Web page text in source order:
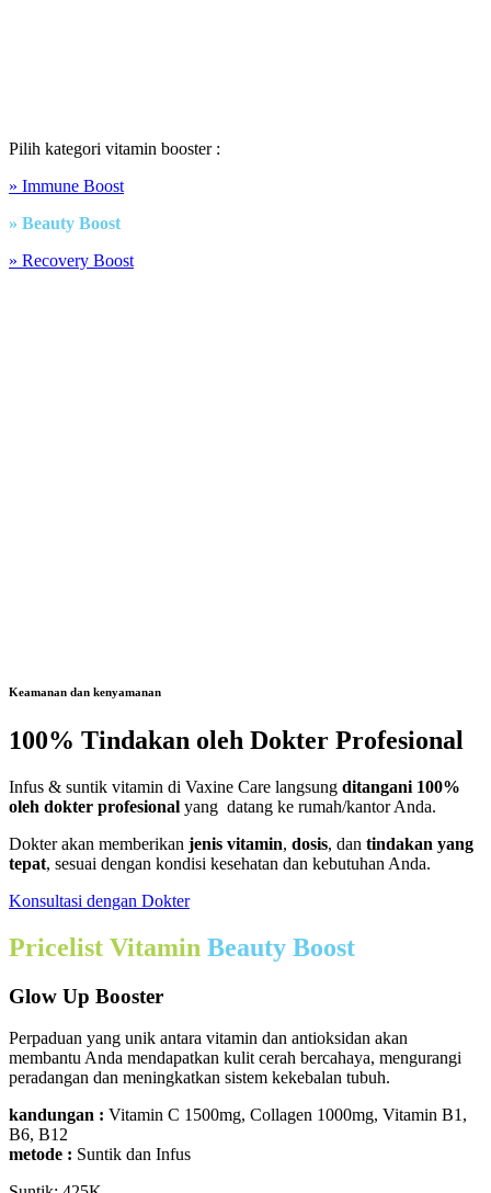
Pilih kategori vitamin booster :
» Immune Boost
» Beauty Boost
» Recovery Boost
Keamanan dan kenyamanan
100% Tindakan oleh Dokter Profesional
Infus & suntik vitamin di Vaxine Care langsung ditangani 100%
oleh dokter profesional yang datang ke rumah/kantor Anda.
Dokter akan memberikan jenis vitamin, dosis, dan tindakan yang
tepat, sesuai dengan kondisi kesehatan dan kebutuhan Anda.
Konsultasi dengan Dokter
Pricelist Vitamin Beauty Boost
Glow Up Booster
Perpaduan yang unik antara vitamin dan antioksidan akan
membantu Anda mendapatkan kulit cerah bercahaya, mengurangi
peradangan dan meningkatkan sistem kekebalan tubuh.
kandungan : Vitamin C 1500mg, Collagen 1000mg, Vitamin B1,
B6, B12
metode : Suntik dan Infus